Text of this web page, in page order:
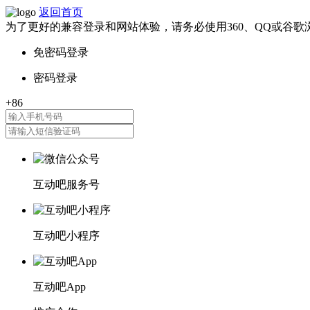
返回首页
为了更好的兼容登录和网站体验，请务必使用360、QQ或谷歌
互动吧服务号
互动吧小程序
互动吧App